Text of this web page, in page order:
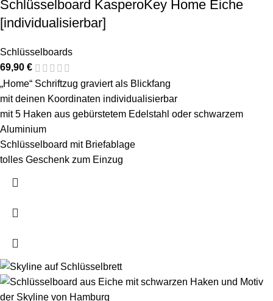
Schlüsselboard KasperoKey Home Eiche
[individualisierbar]
Schlüsselboards
69,90 €
„Home“ Schriftzug graviert als Blickfang
mit deinen Koordinaten individualisierbar
mit 5 Haken aus gebürstetem Edelstahl oder schwarzem
Aluminium
Schlüsselboard mit Briefablage
tolles Geschenk zum Einzug